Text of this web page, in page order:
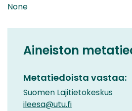
None
Aineiston
Metatiedoista vastaa:
Suomen Lajitietokeskus
ileesa@utu.fi